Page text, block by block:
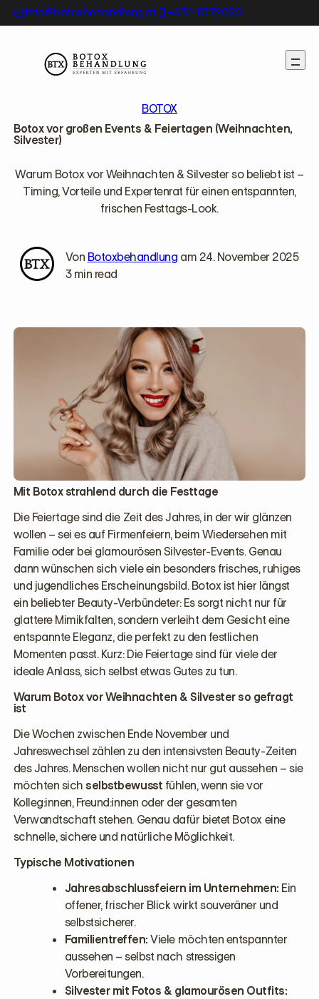
Skip
to
info@botoxbehandlung.at +43 1 8772020
BOTOX
Botox vor großen Events & Feiertagen (Weihnachten,
Silvester)
Warum Botox vor Weihnachten & Silvester so beliebt ist –
Timing, Vorteile und Expertenrat für einen entspannten,
frischen Festtags-Look.
Von Botoxbehandlung am 24. November 2025
3 min read
Mit Botox strahlend durch die Festtage
Die Feiertage sind die Zeit des Jahres, in der wir glänzen
wollen – sei es auf Firmenfeiern, beim Wiedersehen mit
Familie oder bei glamourösen Silvester-Events. Genau
dann wünschen sich viele ein besonders frisches, ruhiges
und jugendliches Erscheinungsbild. Botox ist hier längst
ein beliebter Beauty-Verbündeter: Es sorgt nicht nur für
glattere Mimikfalten, sondern verleiht dem Gesicht eine
entspannte Eleganz, die perfekt zu den festlichen
Momenten passt. Kurz: Die Feiertage sind für viele der
ideale Anlass, sich selbst etwas Gutes zu tun.
Warum Botox vor Weihnachten & Silvester so gefragt
ist
Die Wochen zwischen Ende November und
Jahreswechsel zählen zu den intensivsten Beauty-Zeiten
des Jahres. Menschen wollen nicht nur gut aussehen – sie
möchten sichselbstbewusst fühlen, wenn sie vor
Kolleg:innen, Freund:innen oder der gesamten
Verwandtschaft stehen. Genau dafür bietet Botox eine
schnelle, sichere und natürliche Möglichkeit.
Typische Motivationen
Jahresabschlussfeiern im Unternehmen: Ein
offener, frischer Blick wirkt souveräner und
selbstsicherer.
Familientreffen:Viele möchten entspannter
aussehen – selbst nach stressigen
Vorbereitungen.
Silvester mit Fotos & glamourösen Outfits: